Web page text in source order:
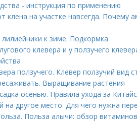
- инструкция по применению
клена на участке навсегда. Почему
к зиме. Подкормка
клевера и у ползучего
ползучего. Клевер ползучий вид
Выращивание растения
осенью. Правила ухода за
на другое место. Для чего нужна
Польза алычи: обзор